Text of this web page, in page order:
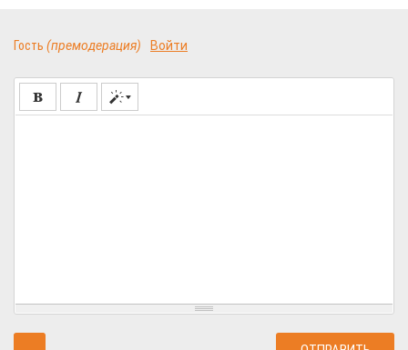
Гость (премодерация) Войти